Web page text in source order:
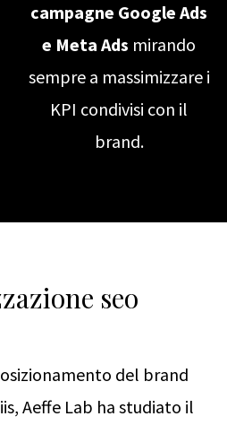
campagne Google Ads
e Meta Ads mirando
sempre a massimizzare i
KPI condivisi con il
brand.
seo
del brand
Aeffe Lab ha studiato il